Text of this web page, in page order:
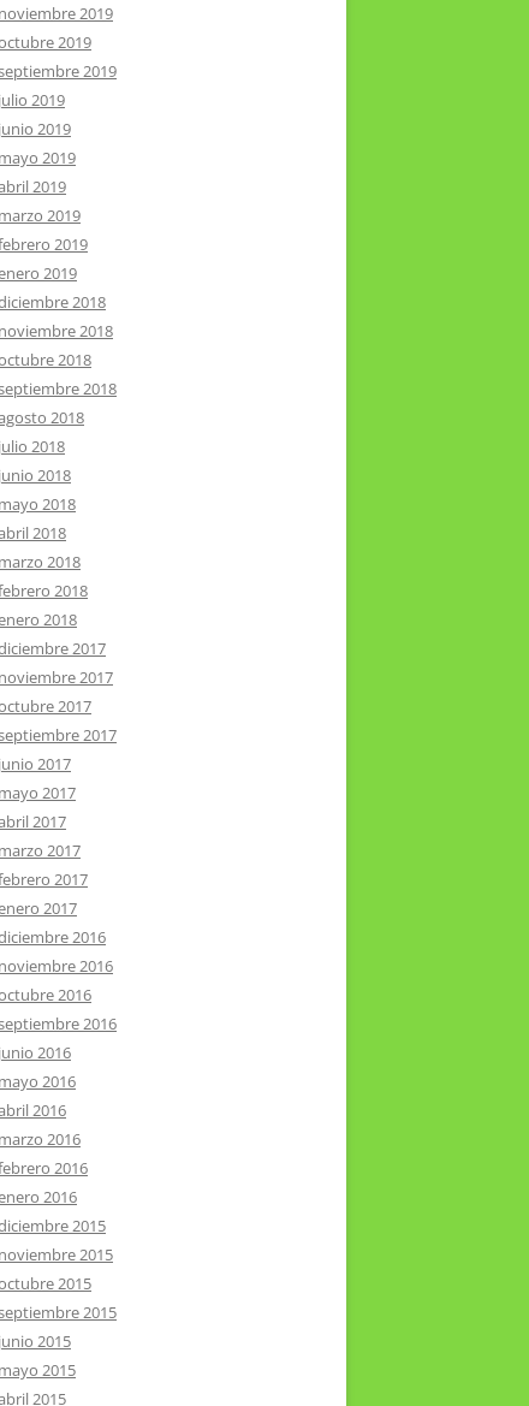
noviembre 2019
2019
2019
julio 2019
junio 2019
mayo 2019
2019
marzo 2019
2019
2019
2018
noviembre 2018
2018
2018
2018
julio 2018
junio 2018
mayo 2018
2018
marzo 2018
2018
2018
2017
noviembre 2017
2017
2017
junio 2017
mayo 2017
2017
marzo 2017
2017
2017
2016
noviembre 2016
2016
2016
junio 2016
mayo 2016
2016
marzo 2016
2016
2016
2015
noviembre 2015
2015
2015
junio 2015
mayo 2015
2015